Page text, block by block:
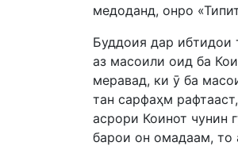
медоданд, онро
Буддоия дар ибтидои
аз масоили оид ба
меравад, ки ӯ ба
тан сарфаҳм
асрори Коинот чунин
барои он омадаам, то